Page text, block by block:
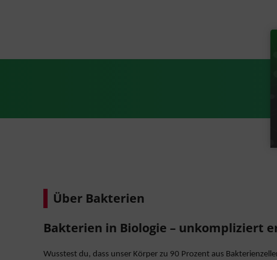
Über Bakterien
Bakterien in Biologie – unkompliziert
Wusstest du, dass unser Körper zu 90 Prozent aus